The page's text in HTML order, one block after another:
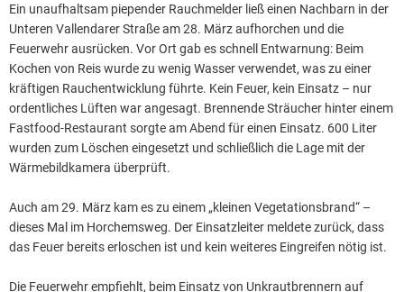
Ein unaufhaltsam piepender Rauchmelder ließ einen Nachbarn in der
Unteren Vallendarer Straße am 28. März aufhorchen und die
Feuerwehr ausrücken. Vor Ort gab es schnell Entwarnung: Beim
Kochen von Reis wurde zu wenig Wasser verwendet, was zu einer
kräftigen Rauchentwicklung führte. Kein Feuer, kein Einsatz – nur
ordentliches Lüften war angesagt. Brennende Sträucher hinter einem
Fastfood-Restaurant sorgte am Abend für einen Einsatz. 600 Liter
wurden zum Löschen eingesetzt und schließlich die Lage mit der
Wärmebildkamera überprüft.
Auch am 29. März kam es zu einem „kleinen Vegetationsbrand“ –
dieses Mal im Horchemsweg. Der Einsatzleiter meldete zurück, dass
das Feuer bereits erloschen ist und kein weiteres Eingreifen nötig ist.
Die Feuerwehr empfiehlt, beim Einsatz von Unkrautbrennern auf